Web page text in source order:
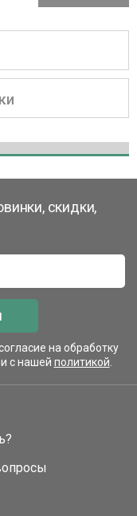
скидки,
на обработку
с нашей политикой